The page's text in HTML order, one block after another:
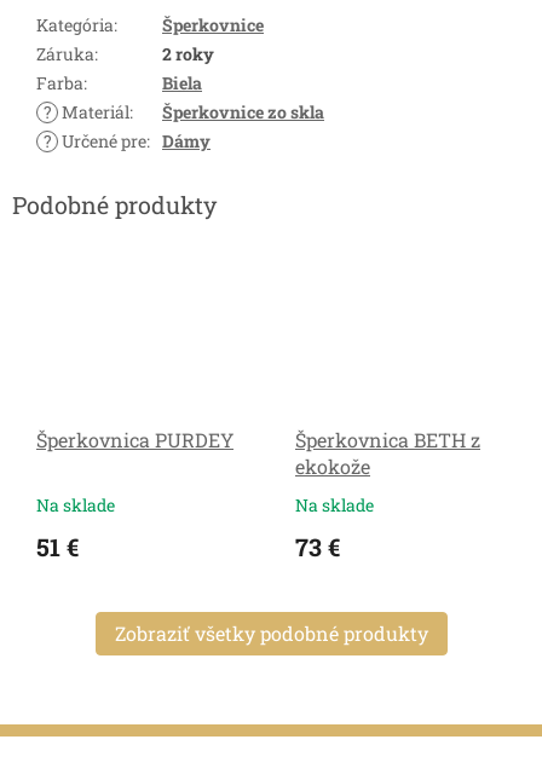
Kategória:
Šperkovnice
Záruka:
2 roky
Farba:
Biela
? Materiál:
Šperkovnice zo skla
? Určené pre: Dámy
Šperkovnica PURDEY
Na sklade
51 €
Šperkovnica BETH z
ekokože
Na sklade
73 €
Zobraziť všetky podobné produkty